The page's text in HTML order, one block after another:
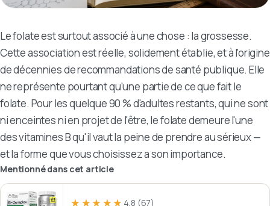
Le folate est surtout associé à une chose : la grossesse.
Cette association est réelle, solidement établie, et à l'origine
de décennies de recommandations de santé publique. Elle
ne représente pourtant qu'une partie de ce que fait le
folate. Pour les quelque 90 % d'adultes restants, qui ne sont
ni enceintes ni en projet de l'être, le folate demeure l'une
des vitamines B qu'il vaut la peine de prendre au sérieux —
et la forme que vous choisissez a son importance.
Mentionné dans cet article
★★★★★
★★★★★ 4,8 (67)